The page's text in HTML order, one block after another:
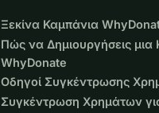
Ξεκίνα Καμπάνια
Πώς να Δημιουργήσεις μια
WhyDonate
Οδηγοί Συγκέντρωσης
Συγκέντρωση Χρημάτων